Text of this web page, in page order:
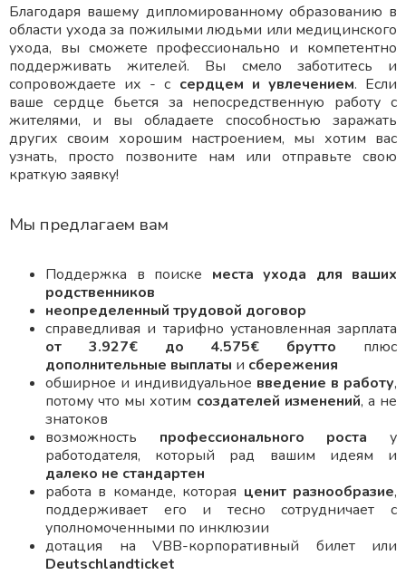
Благодаря вашему дипломированному образованию в
области ухода за пожилыми людьми или медицинского
ухода, вы сможете профессионально и компетентно
поддерживать жителей. Вы смело заботитесь и
сопровождаете их - с сердцем и увлечением. Если
ваше сердце бьется за непосредственную работу с
жителями, и вы обладаете способностью заражать
других своим хорошим настроением, мы хотим вас
узнать, просто позвоните нам или отправьте свою
краткую заявку!
Мы предлагаем вам
Поддержка в поиске места ухода для ваших
родственников
неопределенный трудовой договор
справедливая и тарифно установленная зарплата
от 3.927€ до 4.575€ брутто плюс
дополнительные выплаты и сбережения
обширное и индивидуальное введение в работу,
потому что мы хотим создателей изменений, а не
знатоков
возможность профессионального роста у
работодателя, который рад вашим идеям и
далеко не стандартен
работа в команде, которая ценит разнообразие,
поддерживает его и тесно сотрудничает с
уполномоченными по инклюзии
дотация на VBB-корпоративный билет или
Deutschlandticket